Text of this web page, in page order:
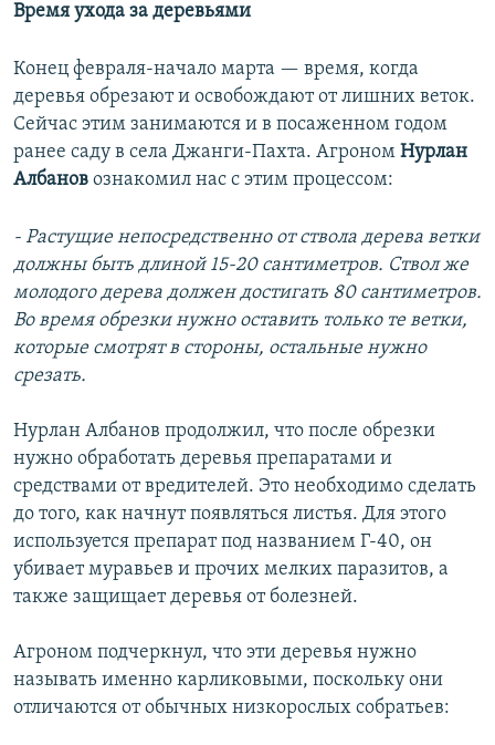
Время ухода за деревьями
Конец февраля-начало марта — время, когда
деревья обрезают и освобождают от лишних веток.
Сейчас этим занимаются и в посаженном годом
ранее саду в села Джанги-Пахта. Агроном Нурлан
Албанов ознакомил нас с этим процессом:
- Растущие непосредственно от ствола дерева ветки
должны быть длиной 15-20 сантиметров. Ствол же
молодого дерева должен достигать 80 сантиметров.
Во время обрезки нужно оставить только те ветки,
которые смотрят в стороны, остальные нужно
срезать.
Нурлан Албанов продолжил, что после обрезки
нужно обработать деревья препаратами и
средствами от вредителей. Это необходимо сделать
до того, как начнут появляться листья. Для этого
используется препарат под названием Г-40, он
убивает муравьев и прочих мелких паразитов, а
также защищает деревья от болезней.
Агроном подчеркнул, что эти деревья нужно
называть именно карликовыми, поскольку они
отличаются от обычных низкорослых собратьев: